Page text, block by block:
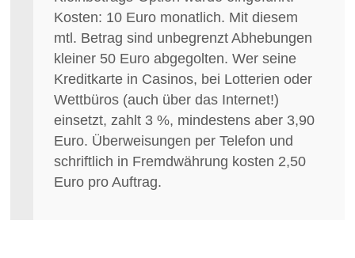
Kosten: 10 Euro monatlich. Mit diesem
mtl. Betrag sind unbegrenzt Abhebungen
kleiner 50 Euro abgegolten. Wer seine
Kreditkarte in Casinos, bei Lotterien oder
Wettbüros (auch über das Internet!)
einsetzt, zahlt 3 %, mindestens aber 3,90
Euro. Überweisungen per Telefon und
schriftlich in Fremdwährung kosten 2,50
Euro pro Auftrag.